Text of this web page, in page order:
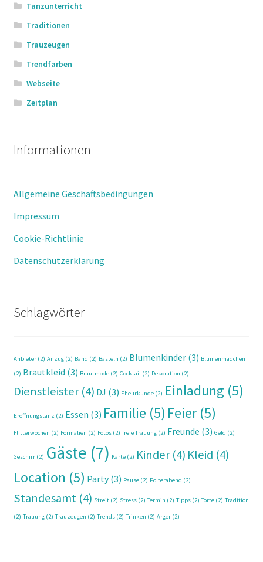
Tanzunterricht
Traditionen
Trauzeugen
Trendfarben
Webseite
Zeitplan
Informationen
Allgemeine Geschäftsbedingungen
Impressum
Cookie-Richtlinie
Datenschutzerklärung
Schlagwörter
Anbieter(2) Anzug(2) Band (2) Basteln (2) Blumenkinder(3) Blumenmädchen
(2) Brautkleid (3) Brautmode(2) Cocktail(2) Dekoration (2)
Dienstleister(4) DJ (3) Eheurkunde(2) Einladung (5)
Eröffnungstanz (2) Essen (3) Familie (5) Feier(5)
Flitterwochen (2) Formalien (2) Fotos(2) freie Trauung(2) Freunde (3) Geld (2)
Geschirr(2) Gäste (7) Karte(2) Kinder(4) Kleid (4)
Location (5) Party(3) Pause(2) Polterabend (2)
Standesamt(4) Streit(2) Stress(2) Termin (2) Tipps(2) Torte(2) Tradition
(2) Trauung(2) Trauzeugen (2) Trends(2) Trinken (2) Ärger(2)